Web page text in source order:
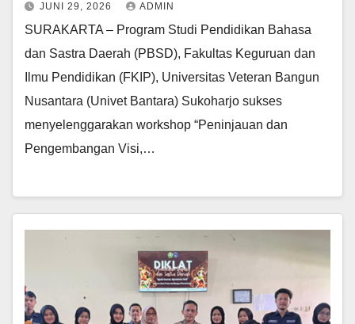
JUNI 29, 2026 ADMIN
SURAKARTA – Program Studi Pendidikan Bahasa
dan Sastra Daerah (PBSD), Fakultas Keguruan dan
Ilmu Pendidikan (FKIP), Universitas Veteran Bangun
Nusantara (Univet Bantara) Sukoharjo sukses
menyelenggarakan workshop “Peninjauan dan
Pengembangan Visi,…